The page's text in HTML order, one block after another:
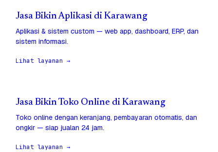
Jasa Bikin Aplikasi di Karawang
Aplikasi & sistem custom — web app, dashboard, ERP, dan
sistem informasi.
Lihat layanan →
Jasa Bikin Toko Online di Karawang
Toko online dengan keranjang, pembayaran otomatis, dan
ongkir — siap jualan 24 jam.
Lihat layanan →